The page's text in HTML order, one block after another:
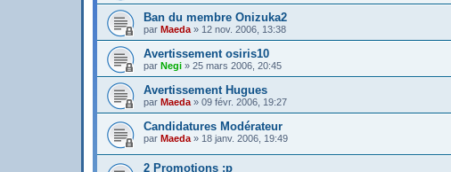
Ban du membre Onizuka2
par Maeda » 12 nov. 2006, 13:38
Avertissement osiris10
par Negi » 25 mars 2006, 20:45
Avertissement Hugues
par Maeda » 09 févr. 2006, 19:27
Candidatures Modérateur
par Maeda » 18 janv. 2006, 19:49
2 Promotions :p